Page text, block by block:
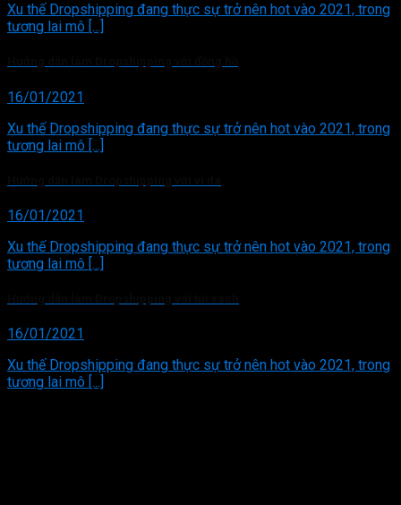
Xu thế Dropshipping đang thực sự trở nên hot vào 2021, trong
tương lai mô [...]
16/01/2021
Xu thế Dropshipping đang thực sự trở nên hot vào 2021, trong
tương lai mô [...]
16/01/2021
Xu thế Dropshipping đang thực sự trở nên hot vào 2021, trong
tương lai mô [...]
16/01/2021
Xu thế Dropshipping đang thực sự trở nên hot vào 2021, trong
tương lai mô [...]